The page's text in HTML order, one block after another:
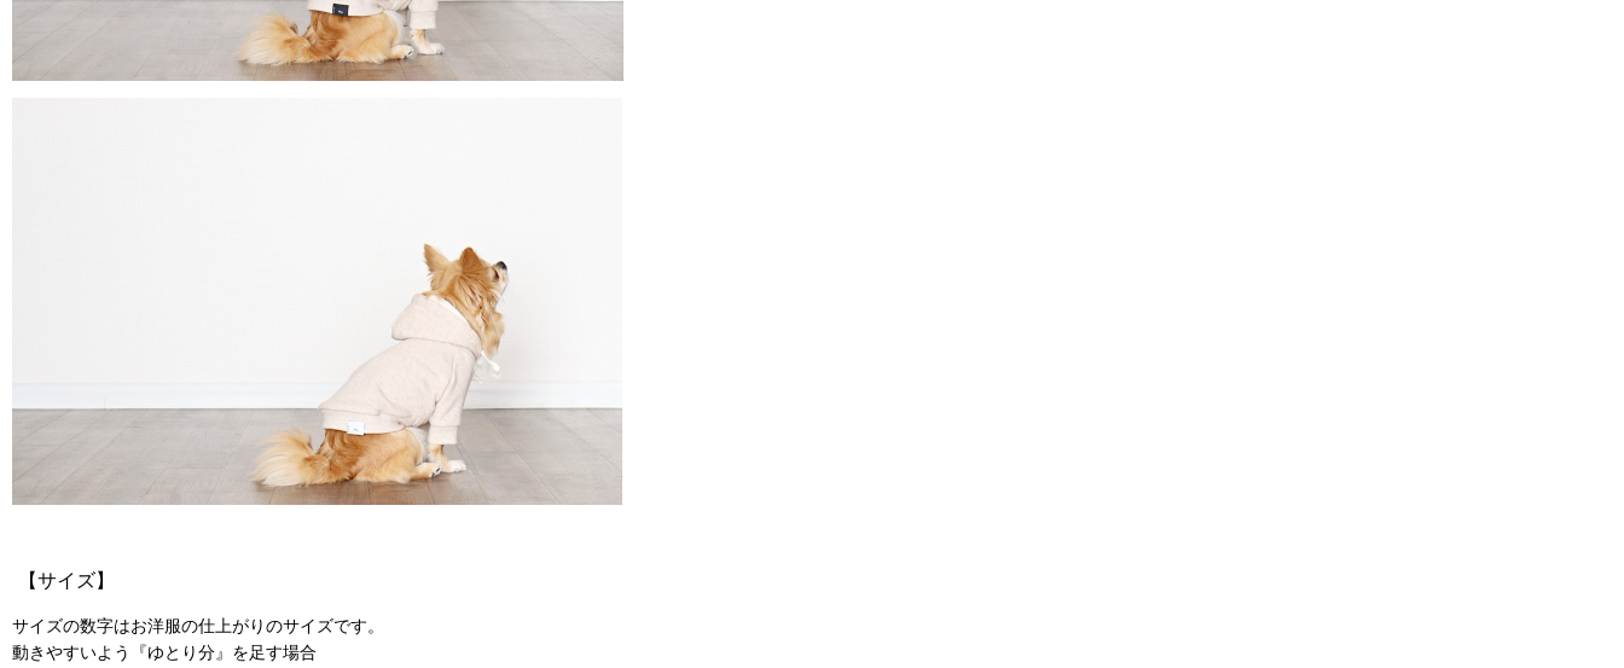
【サイズ】
サイズの数字はお洋服の仕上がりのサイズです。
動きやすいよう『ゆとり分』を足す場合